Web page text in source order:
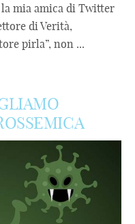
mia amica di Twitter
di Verità,
pirla”, non ...